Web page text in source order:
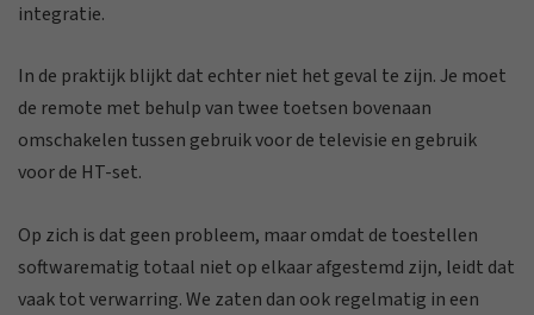
integratie.
In de praktijk blijkt dat echter niet het geval te zijn. Je moet
de remote met behulp van twee toetsen bovenaan
omschakelen tussen gebruik voor de televisie en gebruik
voor de HT-set.
Op zich is dat geen probleem, maar omdat de toestellen
softwarematig totaal niet op elkaar afgestemd zijn, leidt dat
vaak tot verwarring. We zaten dan ook regelmatig in een